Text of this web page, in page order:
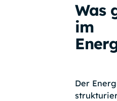
Was
im
Der